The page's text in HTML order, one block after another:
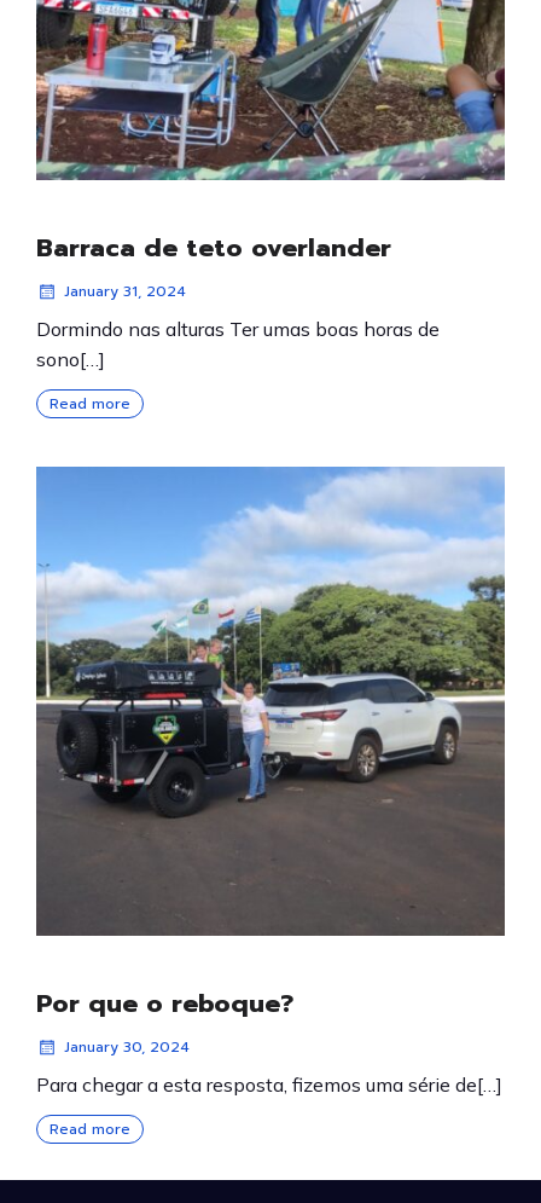
Barraca de teto overlander
January 31, 2024
Dormindo nas alturas Ter umas boas horas de
sono[…]
Read more
Por que o reboque?
January 30, 2024
Para chegar a esta resposta, fizemos uma série de[…]
Read more